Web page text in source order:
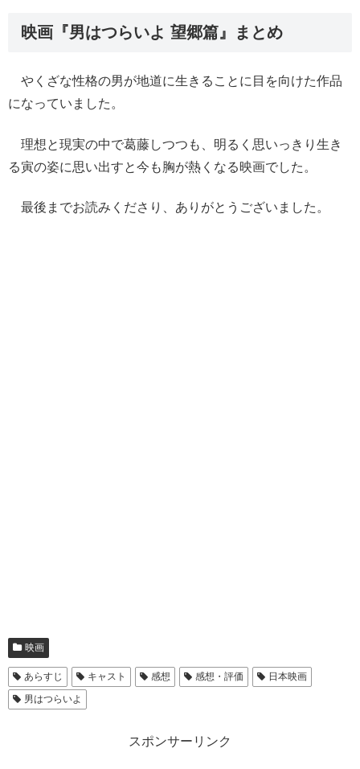
映画『男はつらいよ 望郷篇』まとめ
やくざな性格の男が地道に生きることに目を向けた作品
になっていました。
理想と現実の中で葛藤しつつも、明るく思いっきり生き
る寅の姿に思い出すと今も胸が熱くなる映画でした。
最後までお読みくださり、ありがとうございました。
映画
あらすじ キャスト 感想 感想・評価
日本映画
男はつらいよ
スポンサーリンク